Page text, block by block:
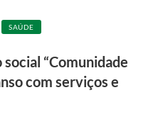
SAÚDE
“Comunidade
com serviços e